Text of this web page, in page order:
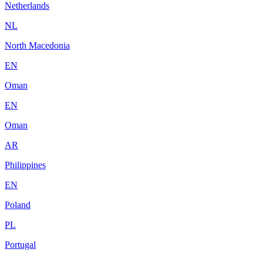
Netherlands
NL
North Macedonia
EN
Oman
EN
Oman
AR
Philippines
EN
Poland
PL
Portugal